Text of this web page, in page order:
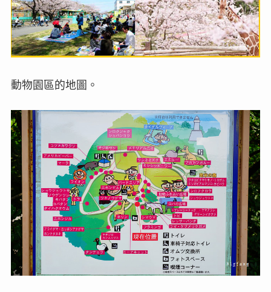
動物園區的地圖。